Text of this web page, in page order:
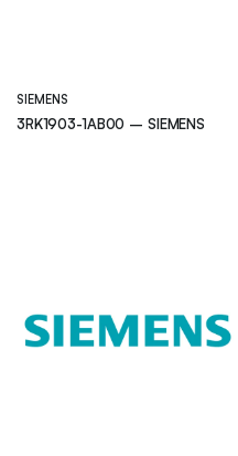
SIEMENS
3RK1903-1AB00 – SIEMENS